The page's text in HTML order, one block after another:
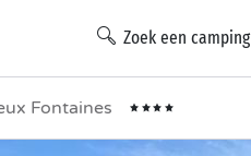
Zoek een camping
Fontaines